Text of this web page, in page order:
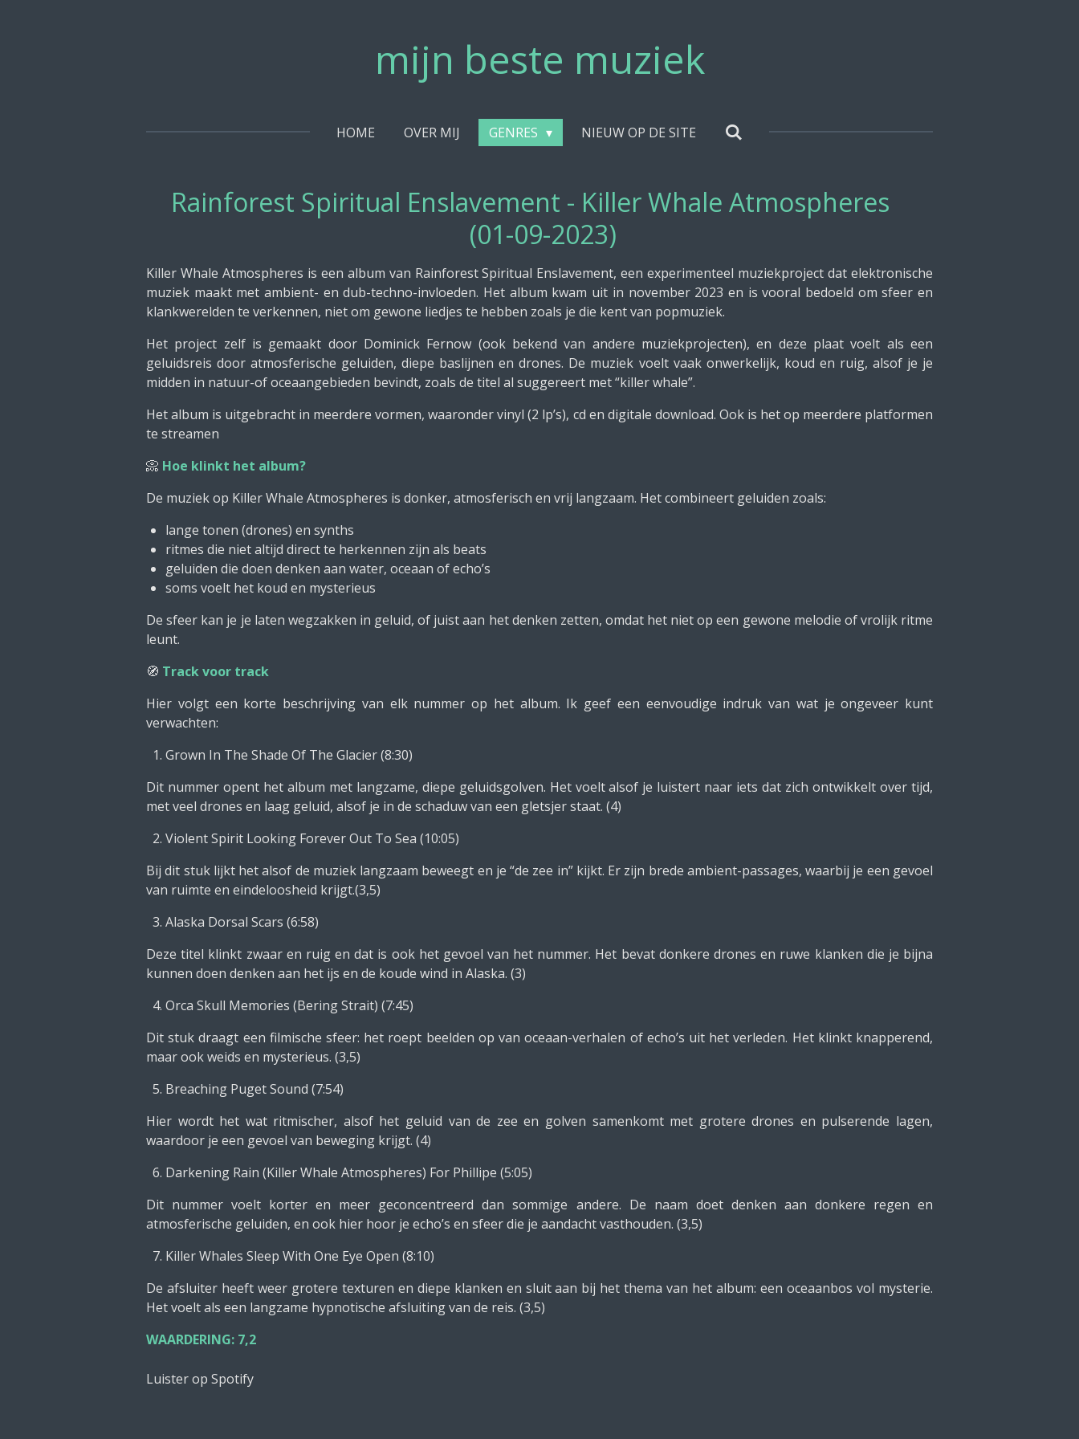
mijn beste muziek
HOME OVER MIJ GENRES NIEUW OP DE SITE
Rainforest Spiritual Enslavement - Killer Whale Atmospheres
(01-09-2023)
Killer Whale Atmospheres is een album van Rainforest Spiritual Enslavement, een experimenteel muziekproject dat elektronische
muziek maakt met ambient- en dub-techno-invloeden. Het album kwam uit in november 2023 en is vooral bedoeld om sfeer en
klankwerelden te verkennen, niet om gewone liedjes te hebben zoals je die kent van popmuziek.
Het project zelf is gemaakt door Dominick Fernow (ook bekend van andere muziekprojecten), en deze plaat voelt als een
geluidsreis door atmosferische geluiden, diepe baslijnen en drones. De muziek voelt vaak onwerkelijk, koud en ruig, alsof je je
midden in natuur-of oceaangebieden bevindt, zoals de titel al suggereert met “killer whale”.
Het album is uitgebracht in meerdere vormen, waaronder vinyl (2 lp’s), cd en digitale download. Ook is het op meerdere platformen
te streamen
📀 Hoe klinkt het album?
De muziek op Killer Whale Atmospheres is donker, atmosferisch en vrij langzaam. Het combineert geluiden zoals:
lange tonen (drones) en synths
ritmes die niet altijd direct te herkennen zijn als beats
geluiden die doen denken aan water, oceaan of echo’s
soms voelt het koud en mysterieus
De sfeer kan je je laten wegzakken in geluid, of juist aan het denken zetten, omdat het niet op een gewone melodie of vrolijk ritme
leunt.
🧭 Track voor track
Hier volgt een korte beschrijving van elk nummer op het album. Ik geef een eenvoudige indruk van wat je ongeveer kunt
verwachten:
Grown In The Shade Of The Glacier (8:30)
Dit nummer opent het album met langzame, diepe geluidsgolven. Het voelt alsof je luistert naar iets dat zich ontwikkelt over tijd,
met veel drones en laag geluid, alsof je in de schaduw van een gletsjer staat. (4)
Violent Spirit Looking Forever Out To Sea (10:05)
Bij dit stuk lijkt het alsof de muziek langzaam beweegt en je “de zee in” kijkt. Er zijn brede ambient-passages, waarbij je een gevoel
van ruimte en eindeloosheid krijgt.(3,5)
Alaska Dorsal Scars (6:58)
Deze titel klinkt zwaar en ruig en dat is ook het gevoel van het nummer. Het bevat donkere drones en ruwe klanken die je bijna
kunnen doen denken aan het ijs en de koude wind in Alaska. (3)
Orca Skull Memories (Bering Strait) (7:45)
Dit stuk draagt een filmische sfeer: het roept beelden op van oceaan-verhalen of echo’s uit het verleden. Het klinkt knapperend,
maar ook weids en mysterieus. (3,5)
Breaching Puget Sound (7:54)
Hier wordt het wat ritmischer, alsof het geluid van de zee en golven samenkomt met grotere drones en pulserende lagen,
waardoor je een gevoel van beweging krijgt. (4)
Darkening Rain (Killer Whale Atmospheres) For Phillipe (5:05)
Dit nummer voelt korter en meer geconcentreerd dan sommige andere. De naam doet denken aan donkere regen en
atmosferische geluiden, en ook hier hoor je echo’s en sfeer die je aandacht vasthouden. (3,5)
Killer Whales Sleep With One Eye Open (8:10)
De afsluiter heeft weer grotere texturen en diepe klanken en sluit aan bij het thema van het album: een oceaanbos vol mysterie.
Het voelt als een langzame hypnotische afsluiting van de reis. (3,5)
WAARDERING: 7,2
Luister op Spotify